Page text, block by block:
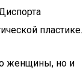
пластике.
женщины, но и